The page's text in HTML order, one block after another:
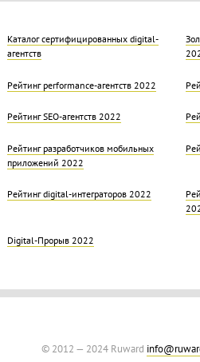
Каталог сертифицированных digital-
агентств
Рейтинг performance-агентств 2022
Рейтинг SEO-агентств 2022
Рейтинг разработчиков мобильных
приложений 2022
Рейтинг digital-интеграторов 2022
Digital-Прорыв 2022
© 2012 — 2024 Ruward